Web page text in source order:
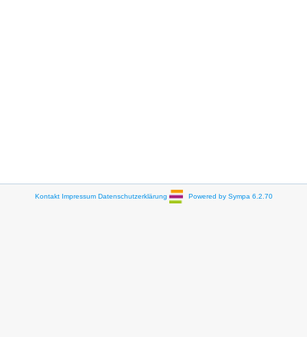
Kontakt Impressum Datenschutzerklärung Powered by Sympa 6.2.70